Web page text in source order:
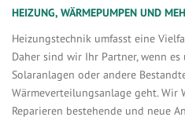
HEIZUNG, WÄRMEPUMPEN UND
Heizungstechnik umfasst eine
Daher sind wir Ihr Partner, wenn es
Solaranlagen oder andere
Wärmeverteilungsanlage geht. Wir
Reparieren bestehende und neue